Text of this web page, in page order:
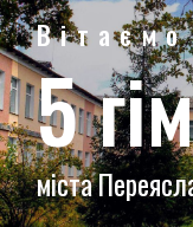
5
міста